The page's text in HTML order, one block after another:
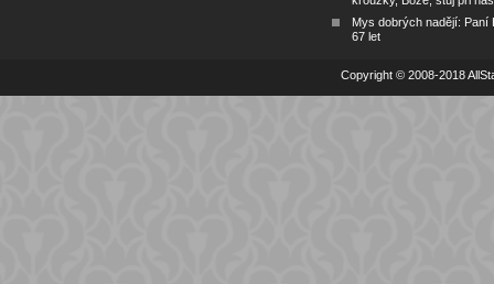
Mys dobrých nadějí: Paní
67 let
Copyright © 2008-2018